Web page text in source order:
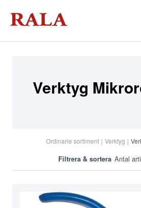
Verktyg
Ordinarie sortiment | Verktyg |
Filtrera & sortera Antal